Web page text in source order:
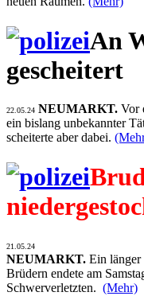
An
gescheitert
22.05.24 NEUMARKT. Vor
ein bislang unbekannter
scheiterte aber dabei.
21.05.24
NEUMARKT. Ein länger
Brüdern endete am
Schwerverletzten. (Mehr)